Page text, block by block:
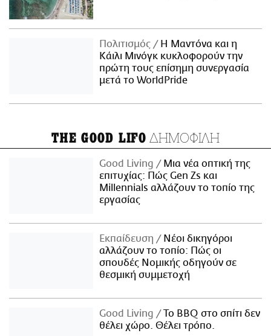
Πολιτισμός
Η Μαντόνα και η
Κάιλι Μινόγκ κυκλοφορούν την
πρώτη τους επίσημη συνεργασία
μετά το WorldPride
THE GOOD LIFO ΔΗΜΟΦΙΛΗ
Good Living
Μια νέα οπτική της
επιτυχίας: Πώς Gen Zs και
Millennials αλλάζουν το τοπίο της
εργασίας
Εκπαίδευση
Νέοι δικηγόροι
αλλάζουν το τοπίο: Πώς οι
σπουδές Νομικής οδηγούν σε
θεσμική συμμετοχή
Good Living
Το BBQ στο σπίτι δεν
θέλει χώρο. Θέλει τρόπο.